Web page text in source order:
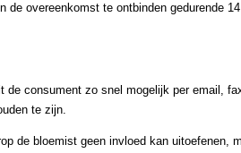
overeenkomst te ontbinden gedurende
de consument zo snel mogelijk per email,
te zijn.
de bloemist geen invloed kan uitoefenen,